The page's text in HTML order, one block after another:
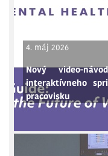
4. máj 2026
Nový video-
interaktívneho
pracovisku